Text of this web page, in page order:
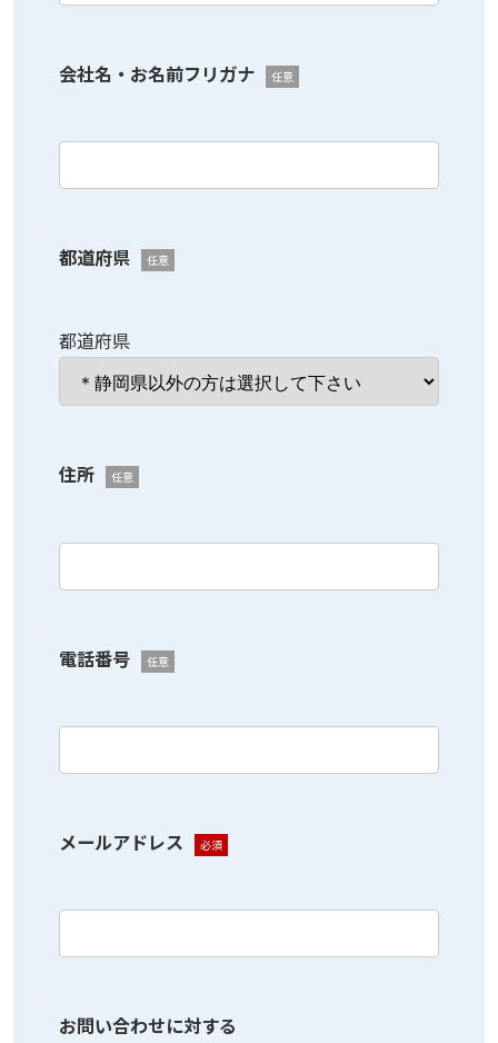
会社名・お名前フリガナ 任意
都道府県 任意
都道府県
住所 任意
電話番号 任意
メールアドレス 必須
お問い合わせに対する